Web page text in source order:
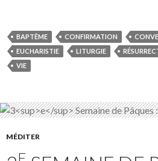
BAPTÊME CONFIRMATION
EUCHARISTIE
LITURGIE
VIE
MÉDITER